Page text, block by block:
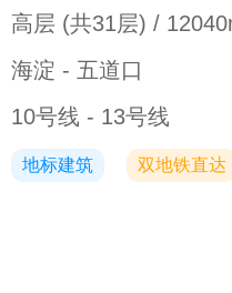
高层 (共31层) /
海淀 - 五道口
10号线 - 13号线
地标建筑 双地铁直达